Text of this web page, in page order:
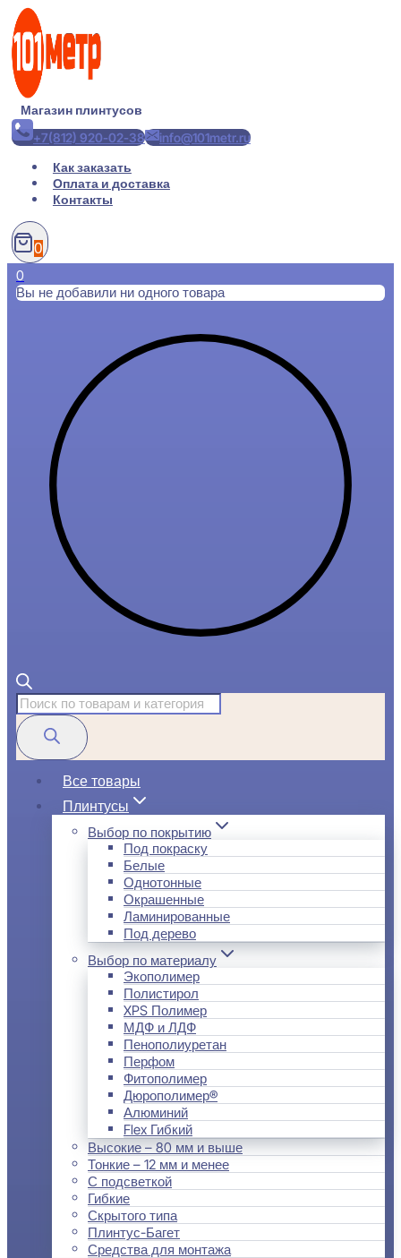
Перейти
содержимому
Магазин плинтусов
+7(812) 920-02-38
info@101metr.ru
Как заказать
Оплата и доставка
Контакты
0
0
Вы не добавили ни одного товара
Поиск
товаров
Все товары
Плинтусы
Выбор по покрытию
Под покраску
Белые
Однотонные
Окрашенные
Ламинированные
Под дерево
Выбор по материалу
Экополимер
Полистирол
XPS Полимер
МДФ и ЛДФ
Пенополиуретан
Перфом
Фитополимер
Дюрополимер®
Алюминий
Flex Гибкий
Высокие – 80 мм и выше
Тонкие – 12 мм и менее
С подсветкой
Гибкие
Скрытого типа
Плинтус-Багет
Средства для монтажа